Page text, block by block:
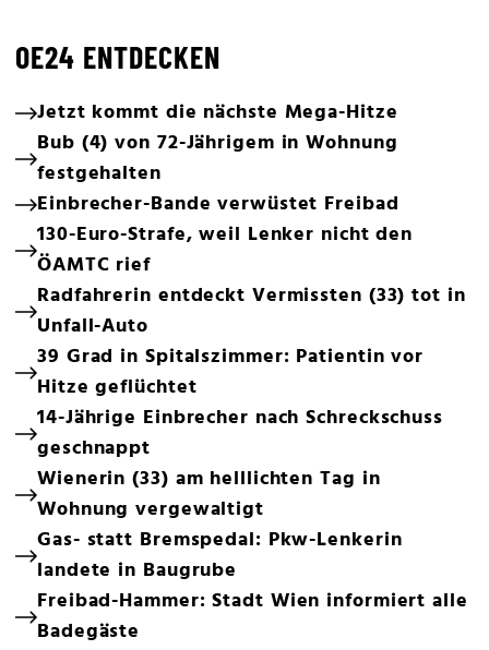
OE24 ENTDECKEN
Jetzt kommt die nächste Mega-Hitze
Bub (4) von 72-Jährigem in Wohnung
festgehalten
Einbrecher-Bande verwüstet Freibad
130-Euro-Strafe, weil Lenker nicht den
ÖAMTC rief
Radfahrerin entdeckt Vermissten (33) tot in
Unfall-Auto
39 Grad in Spitalszimmer: Patientin vor
Hitze geflüchtet
14-Jährige Einbrecher nach Schreckschuss
geschnappt
Wienerin (33) am helllichten Tag in
Wohnung vergewaltigt
Gas- statt Bremspedal: Pkw-Lenkerin
landete in Baugrube
Freibad-Hammer: Stadt Wien informiert alle
Badegäste